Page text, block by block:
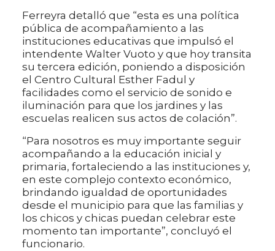
Ferreyra detalló que “esta es una política
pública de acompañamiento a las
instituciones educativas que impulsó el
intendente Walter Vuoto y que hoy transita
su tercera edición, poniendo a disposición
el Centro Cultural Esther Fadul y
facilidades como el servicio de sonido e
iluminación para que los jardines y las
escuelas realicen sus actos de colación”.
“Para nosotros es muy importante seguir
acompañando a la educación inicial y
primaria, fortaleciendo a las instituciones y,
en este complejo contexto económico,
brindando igualdad de oportunidades
desde el municipio para que las familias y
los chicos y chicas puedan celebrar este
momento tan importante”, concluyó el
funcionario.